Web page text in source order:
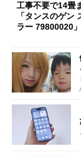
工事不要で14畳
「タンスのゲン
ラー 79800020